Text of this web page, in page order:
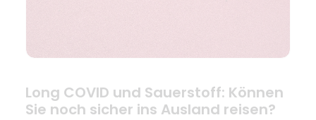
Long COVID und Sauerstoff: Können
Sie noch sicher ins Ausland reisen?